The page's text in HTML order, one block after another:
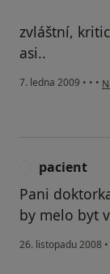
zvláštní,
asi..
7. ledna 2009 • • •
pacient
Pani
by melo byt
26. listopadu 2008 •